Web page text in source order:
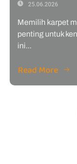
25.06.2026
Memilih karpet
penting untuk
ini...
Read More